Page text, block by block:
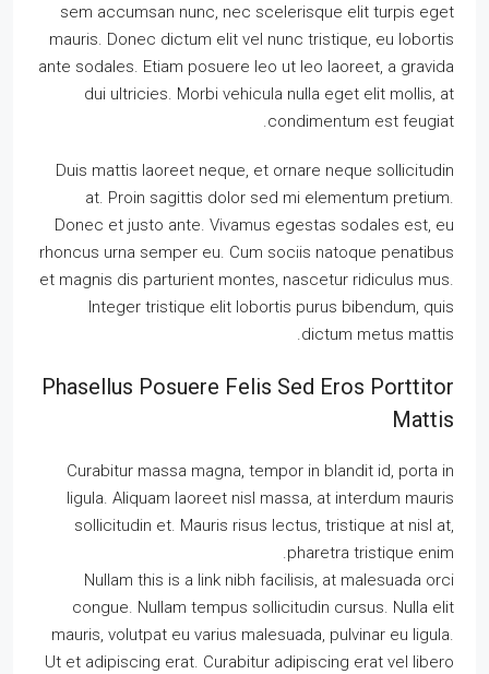
sem accumsan nunc, nec scelerisque elit turpis eget
mauris. Donec dictum elit vel nunc tristique, eu lobortis
ante sodales. Etiam posuere leo ut leo laoreet, a gravida
dui ultricies. Morbi vehicula nulla eget elit mollis, at
condimentum est feugiat.
Duis mattis laoreet neque, et ornare neque sollicitudin
at. Proin sagittis dolor sed mi elementum pretium.
Donec et justo ante. Vivamus egestas sodales est, eu
rhoncus urna semper eu. Cum sociis natoque penatibus
et magnis dis parturient montes, nascetur ridiculus mus.
Integer tristique elit lobortis purus bibendum, quis
dictum metus mattis.
Phasellus Posuere Felis Sed Eros Porttitor
Mattis
Curabitur massa magna, tempor in blandit id, porta in
ligula. Aliquam laoreet nisl massa, at interdum mauris
sollicitudin et. Mauris risus lectus, tristique at nisl at,
pharetra tristique enim.
Nullam this is a link nibh facilisis, at malesuada orci
congue. Nullam tempus sollicitudin cursus. Nulla elit
mauris, volutpat eu varius malesuada, pulvinar eu ligula.
Ut et adipiscing erat. Curabitur adipiscing erat vel libero